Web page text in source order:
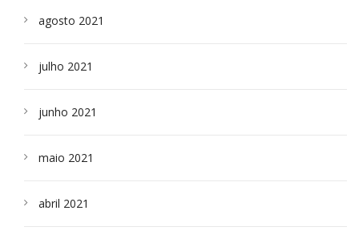
agosto 2021
julho 2021
junho 2021
maio 2021
abril 2021